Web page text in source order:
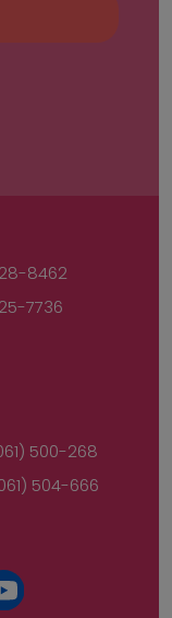
8462
7736
500-268
504-666